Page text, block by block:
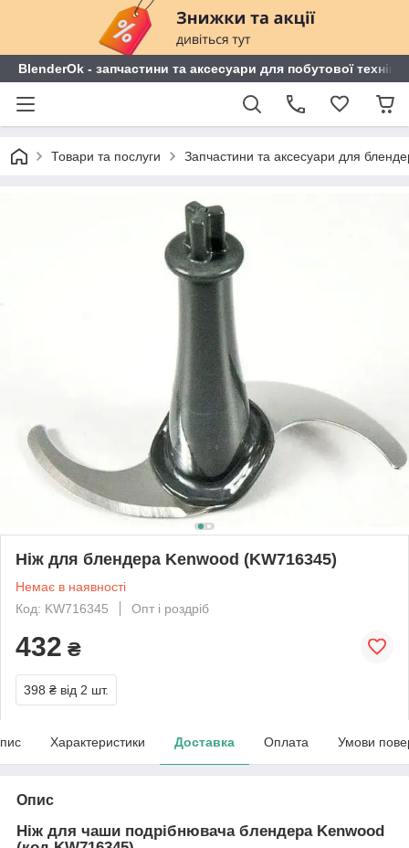
BlenderOk - запчастини та аксесуари для побутової техніки
Товари та послуги Запчастини та аксесуари для
Ніж для блендера Kenwood (KW716345)
Немає в наявності
Код: KW716345
Опт і роздріб
432 ₴
398 ₴ від 2 шт.
Характеристики Доставка Оплата Умови
Опис
Ніж для чаши подрібнювача блендера Kenwood